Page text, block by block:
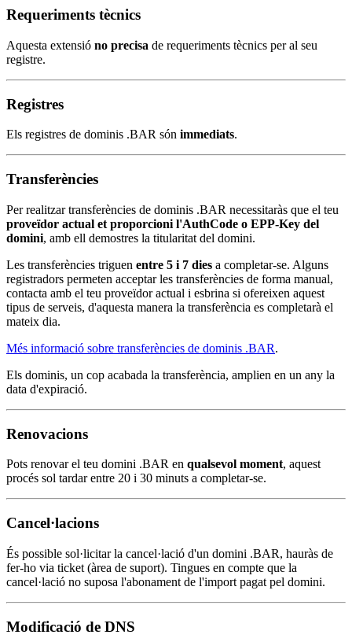
Requeriments tècnics
Aquesta extensió no precisa de requeriments tècnics per al seu
registre.
Registres
Els registres de dominis .BAR són immediats.
Transferències
Per realitzar transferències de dominis .BAR necessitaràs que el teu
proveïdor actual et proporcioni l'AuthCode o EPP-Key del
domini, amb ell demostres la titularitat del domini.
Les transferències triguen entre 5 i 7 dies a completar-se. Alguns
registradors permeten acceptar les transferències de forma manual,
contacta amb el teu proveïdor actual i esbrina si ofereixen aquest
tipus de serveis, d'aquesta manera la transferència es completarà el
mateix dia.
Més informació sobre transferències de dominis .BAR.
Els dominis, un cop acabada la transferència, amplien en un any la
data d'expiració.
Renovacions
Pots renovar el teu domini .BAR en qualsevol moment, aquest
procés sol tardar entre 20 i 30 minuts a completar-se.
Cancel·lacions
És possible sol·licitar la cancel·lació d'un domini .BAR, hauràs de
fer-ho via ticket (àrea de suport). Tingues en compte que la
cancel·lació no suposa l'abonament de l'import pagat pel domini.
Modificació de DNS